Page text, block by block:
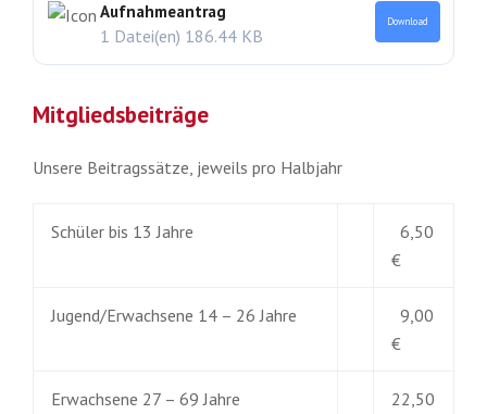
Aufnahmeantrag
1 Datei(en) 186.44 KB
Download
Mitgliedsbeiträge
Unsere Beitragssätze, jeweils pro Halbjahr
Schüler bis 13 Jahre
6,50
€
Jugend/Erwachsene 14 – 26 Jahre
9,00
€
Erwachsene 27 – 69 Jahre
22,50